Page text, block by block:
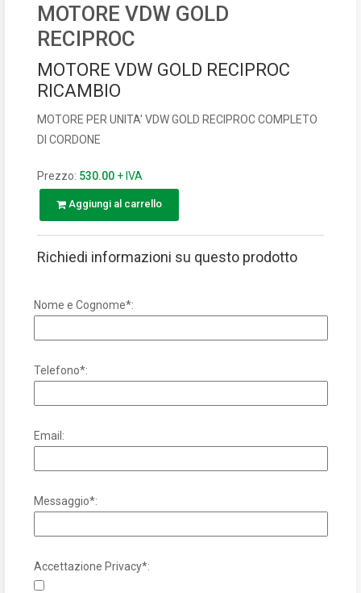
MOTORE VDW GOLD
RECIPROC
MOTORE VDW GOLD RECIPROC
RICAMBIO
MOTORE PER UNITA' VDW GOLD RECIPROC COMPLETO
DI CORDONE
Prezzo: 530.00 + IVA
Aggiungi al carrello
Richiedi informazioni su questo prodotto
Nome e Cognome*:
Telefono*:
Email:
Messaggio*:
Accettazione Privacy*: